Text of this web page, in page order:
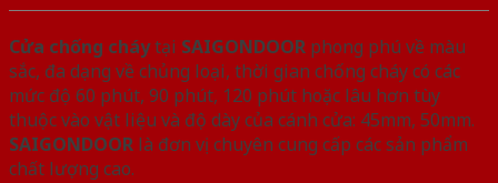
Cửa chống cháytại SAIGONDOOR phong phú về màu
sắc, đa dạng về chủng loại, thời gian chống cháy có các
mức độ 60 phút, 90 phút, 120 phút hoặc lâu hơn tùy
thuộc vào vật liệu và độ dày của cánh cửa: 45mm, 50mm.
SAIGONDOOR là đơn vị chuyên cung cấp các sản phẩm
chất lượng cao.